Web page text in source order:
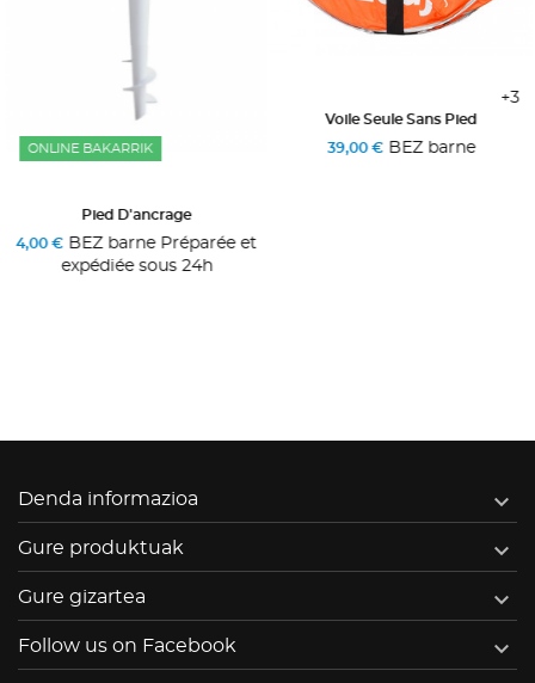
ONLINE BAKARRIK
Pied D'ancrage
4,00 €BEZ barne Préparée et
expédiée sous 24h
+3
Voile Seule Sans Pied
39,00 €BEZ barne
Denda informazioa 
Gure produktuak 
Gure gizartea 
Follow us on Facebook 